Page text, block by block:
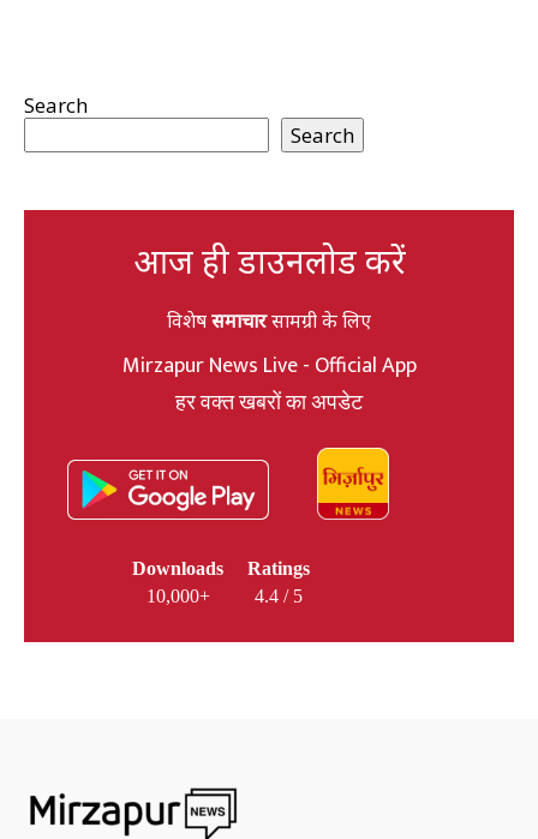
Search
Search
आज ही डाउनलोड करें
विशेषसमाचारसामग्री के लिए
Mirzapur News Live - Official App
हर वक्त खबरों का अपडेट
Downloads
10,000+
Ratings
4.4 / 5